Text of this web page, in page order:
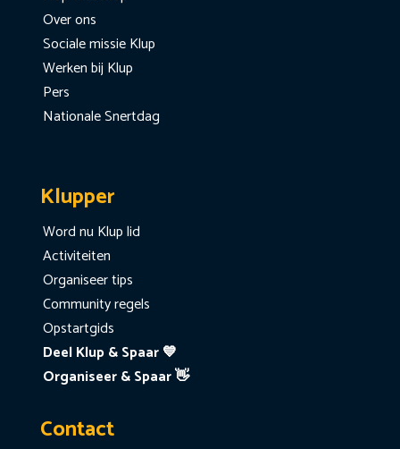
Over ons
Sociale missie Klup
Werken bij Klup
Pers
Nationale Snertdag
Klupper
Word nu Klup lid
Activiteiten
Organiseer tips
Community regels
Opstartgids
Deel Klup & Spaar 💙
Organiseer & Spaar 👋
Contact